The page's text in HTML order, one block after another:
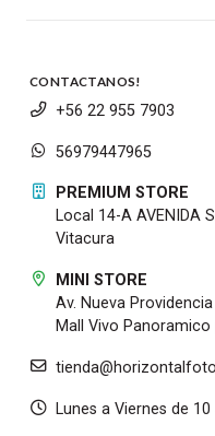
CONTACTANOS!
+56 22 955 7903
56979447965
PREMIUM STORE
Local 14-A AVENIDA
Vitacura
MINI STORE
Av. Nueva Providencia
Mall Vivo Panoramico
Lunes a Viernes de